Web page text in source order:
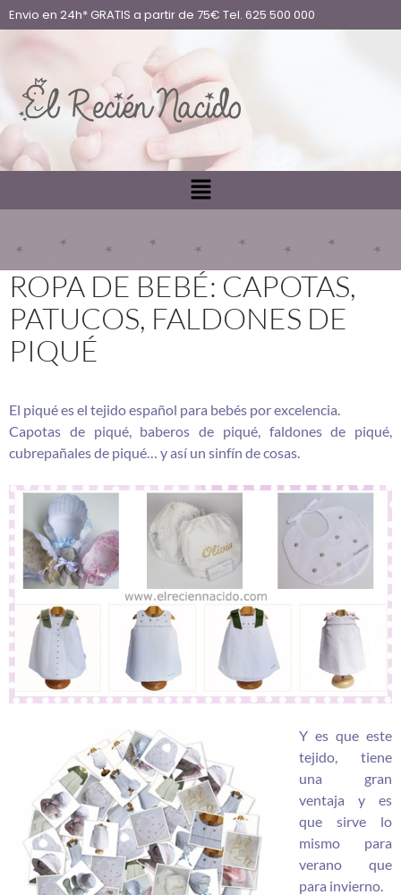
Envio en 24h* GRATIS a partir de 75€ Tel. 625 500 000
ROPA DE BEBÉ: CAPOTAS,
PATUCOS, FALDONES DE
PIQUÉ
El piqué es el tejido español para bebés por excelencia.
Capotas de piqué, baberos de piqué, faldones de piqué,
cubrepañales de piqué… y así un sinfín de cosas.
Y es que este
tejido, tiene
una gran
ventaja y es
que sirve lo
mismo para
verano que
para invierno.